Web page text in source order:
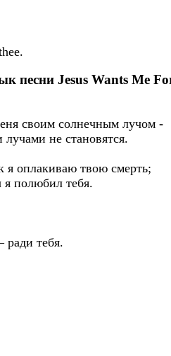
песни Jesus Wants Me
своим солнечным лучом -
не становятся.
оплакиваю твою смерть;
я полюбил тебя.
тебя.